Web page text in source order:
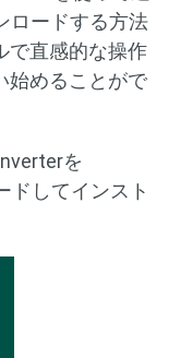
ロードする方法
で直感的な操作
始めることがで
を
ドしてインスト